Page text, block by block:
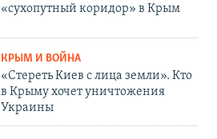
«сухопутный коридор» в Крым
КРЫМ И ВОЙНА
«Стереть Киев с лица земли». Кто
в Крыму хочет уничтожения
Украины